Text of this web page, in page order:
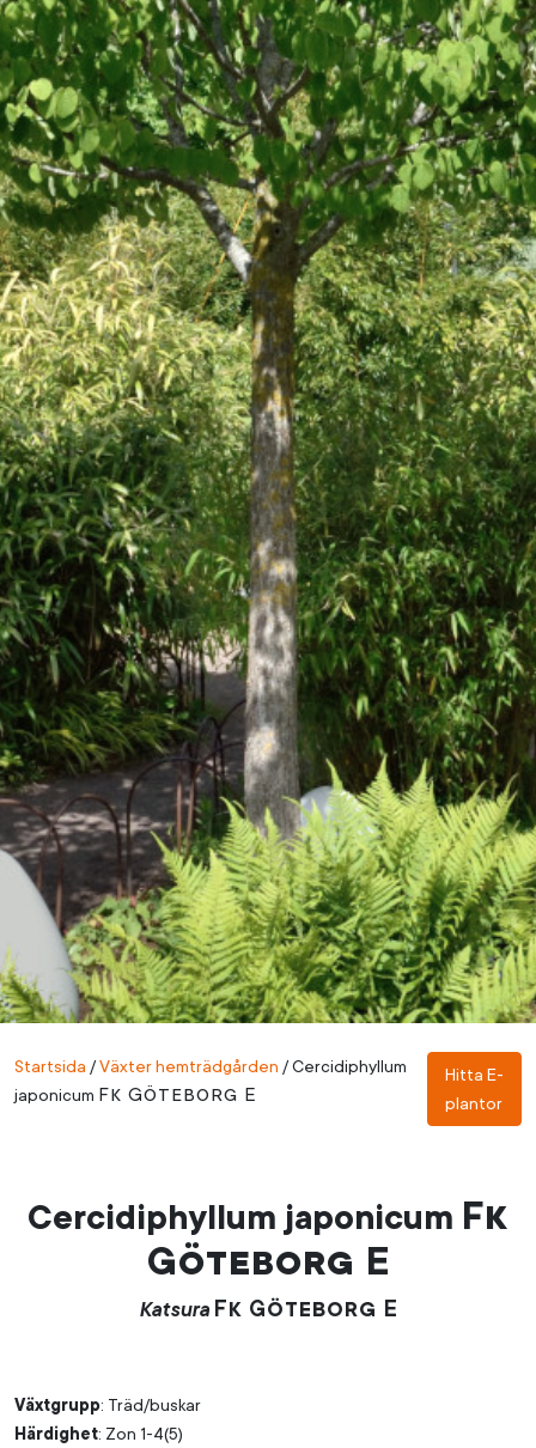
Startsida /Växter hemträdgården /Cercidiphyllum
japonicum Fk Göteborg E
Hitta E-
plantor
Cercidiphyllum japonicum Fk
Göteborg E
Katsura Fk Göteborg E
Växtgrupp: Träd/buskar
Härdighet: Zon 1-4(5)